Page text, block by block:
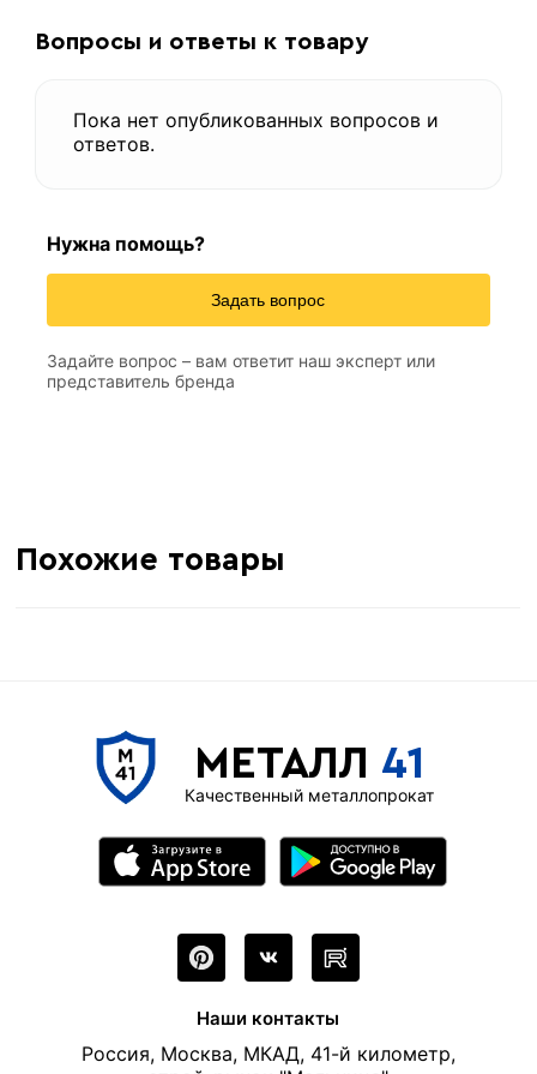
Вопросы и ответы к товару
Пока нет опубликованных вопросов и
ответов.
Нужна помощь?
Задать вопрос
Задайте вопрос – вам ответит наш эксперт или
представитель бренда
Похожие товары
МЕТАЛЛ 41
Качественный металлопрокат
Наши контакты
Россия, Москва, МКАД, 41-й километр,